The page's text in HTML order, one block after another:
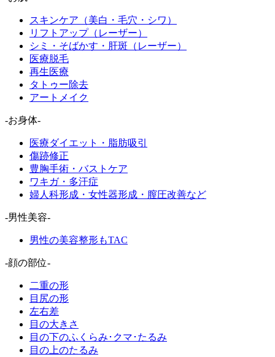
スキンケア（美白・毛穴・シワ）
リフトアップ（レーザー）
シミ・そばかす・肝斑（レーザー）
医療脱毛
再生医療
タトゥー除去
アートメイク
-お身体-
医療ダイエット・脂肪吸引
傷跡修正
豊胸手術・バストケア
ワキガ・多汗症
婦人科形成・女性器形成・膣圧改善など
-男性美容-
男性の美容整形もTAC
-顔の部位-
二重の形
目尻の形
左右差
目の大きさ
目の下のふくらみ･クマ･たるみ
目の上のたるみ